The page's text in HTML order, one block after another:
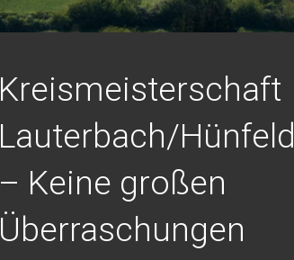
Kreismeisterschaft
Lauterbach/Hünfeld
– Keine großen
Überraschungen